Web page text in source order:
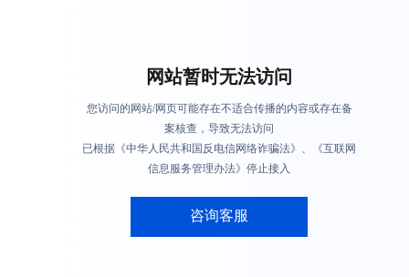
网站暂时无法访问
您访问的网站/网页可能存在不适合传播的内容或存在备
案核查，导致无法访问
已根据《中华人民共和国反电信网络诈骗法》、《互联网
信息服务管理办法》停止接入
咨询客服